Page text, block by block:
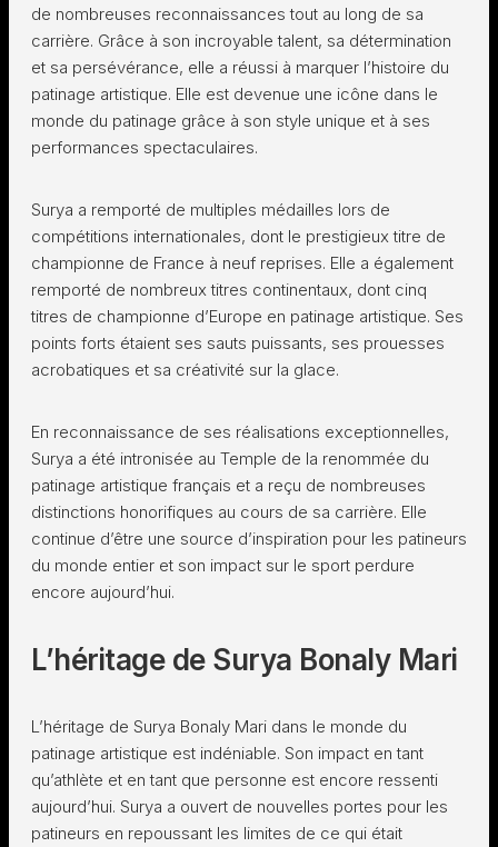
de nombreuses reconnaissances tout au long de sa
carrière. Grâce à son incroyable talent, sa détermination
et sa persévérance, elle a réussi à marquer l’histoire du
patinage artistique. Elle est devenue une icône dans le
monde du patinage grâce à son style unique et à ses
performances spectaculaires.
Surya a remporté de multiples médailles lors de
compétitions internationales, dont le prestigieux titre de
championne de France à neuf reprises. Elle a également
remporté de nombreux titres continentaux, dont cinq
titres de championne d’Europe en patinage artistique. Ses
points forts étaient ses sauts puissants, ses prouesses
acrobatiques et sa créativité sur la glace.
En reconnaissance de ses réalisations exceptionnelles,
Surya a été intronisée au Temple de la renommée du
patinage artistique français et a reçu de nombreuses
distinctions honorifiques au cours de sa carrière. Elle
continue d’être une source d’inspiration pour les patineurs
du monde entier et son impact sur le sport perdure
encore aujourd’hui.
L’héritage de Surya Bonaly Mari
L’héritage de Surya Bonaly Mari dans le monde du
patinage artistique est indéniable. Son impact en tant
qu’athlète et en tant que personne est encore ressenti
aujourd’hui. Surya a ouvert de nouvelles portes pour les
patineurs en repoussant les limites de ce qui était